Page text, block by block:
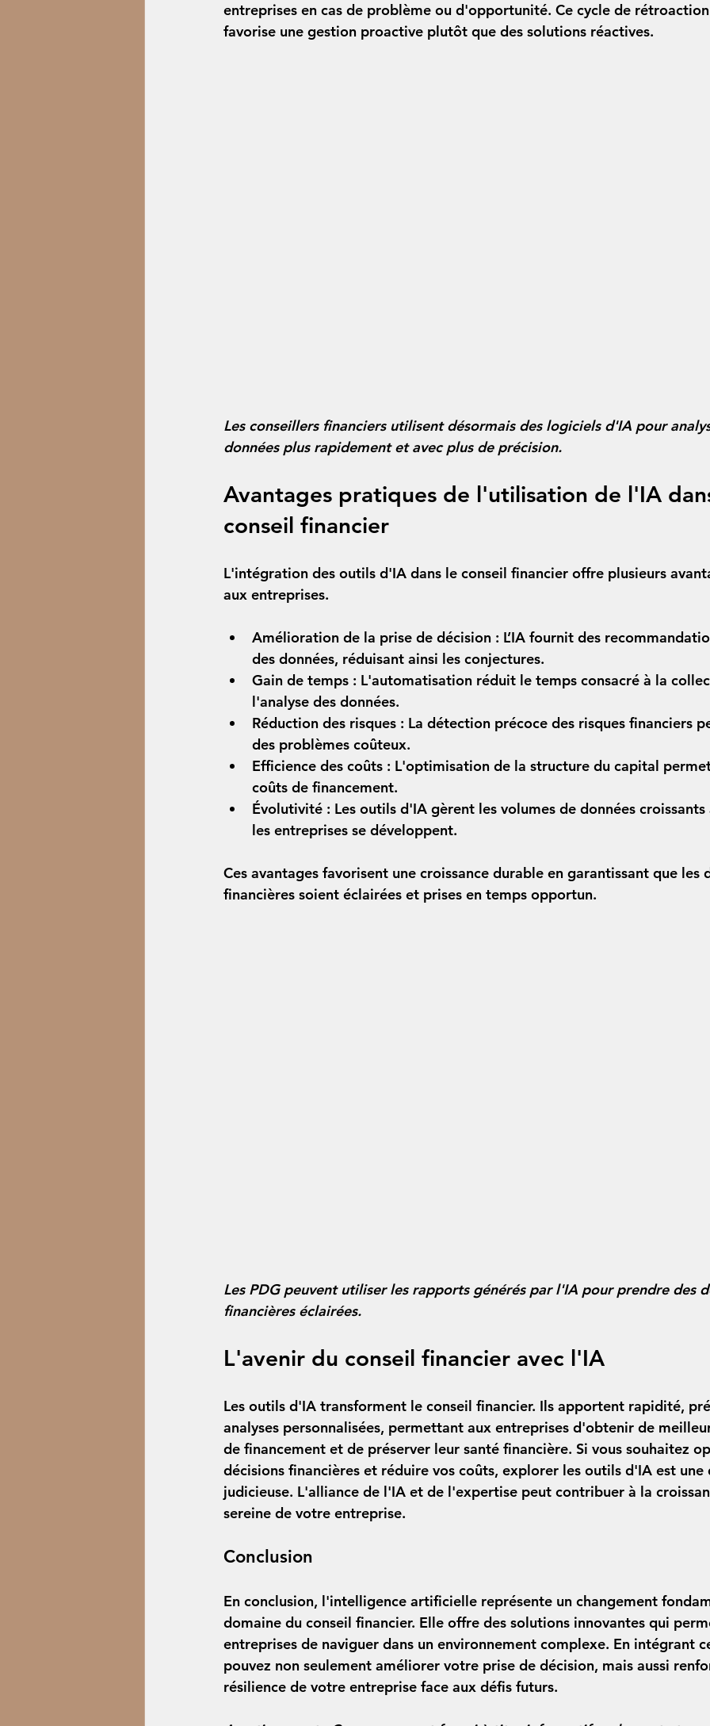
entreprises en cas de problème ou d'opportunité. Ce cycle de
favorise une gestion proactive plutôt que des solutions réactives.
Les conseillers financiers utilisent désormais des logiciels d'IA pour
données plus rapidement et avec plus de précision.
Avantages pratiques de l'utilisation de l'IA
conseil financier
L'intégration des outils d'IA dans le conseil financier offre plusieurs
aux entreprises.
Amélioration de la prise de décision : L’IA fournit des
des données, réduisant ainsi les conjectures.
Gain de temps : L'automatisation réduit le temps consacré à la
l'analyse des données.
Réduction des risques : La détection précoce des risques financiers
des problèmes coûteux.
Efficience des coûts : L'optimisation de la structure du capital
coûts de financement.
Évolutivité : Les outils d'IA gèrent les volumes de données croissants
les entreprises se développent.
Ces avantages favorisent une croissance durable en garantissant que les
financières soient éclairées et prises en temps opportun.
Les PDG peuvent utiliser les rapports générés par l'IA pour prendre des
financières éclairées.
L'avenir du conseil financier avec l'IA
Les outils d'IA transforment le conseil financier. Ils apportent rapidité,
analyses personnalisées, permettant aux entreprises d'obtenir de
de financement et de préserver leur santé financière. Si vous souhaitez
décisions financières et réduire vos coûts, explorer les outils d'IA est une
judicieuse. L'alliance de l'IA et de l'expertise peut contribuer à la
sereine de votre entreprise.
Conclusion
En conclusion, l'intelligence artificielle représente un changement
domaine du conseil financier. Elle offre des solutions innovantes qui
entreprises de naviguer dans un environnement complexe. En intégrant
pouvez non seulement améliorer votre prise de décision, mais aussi
résilience de votre entreprise face aux défis futurs.